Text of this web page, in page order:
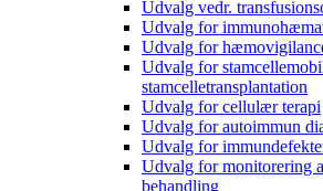
Udvalg vedr.
Udvalg for
Udvalg for
Udvalg for
stamcelletransplantation
Udvalg for cellulær terapi
Udvalg for autoimmun
Udvalg for
Udvalg for monitorering
behandling